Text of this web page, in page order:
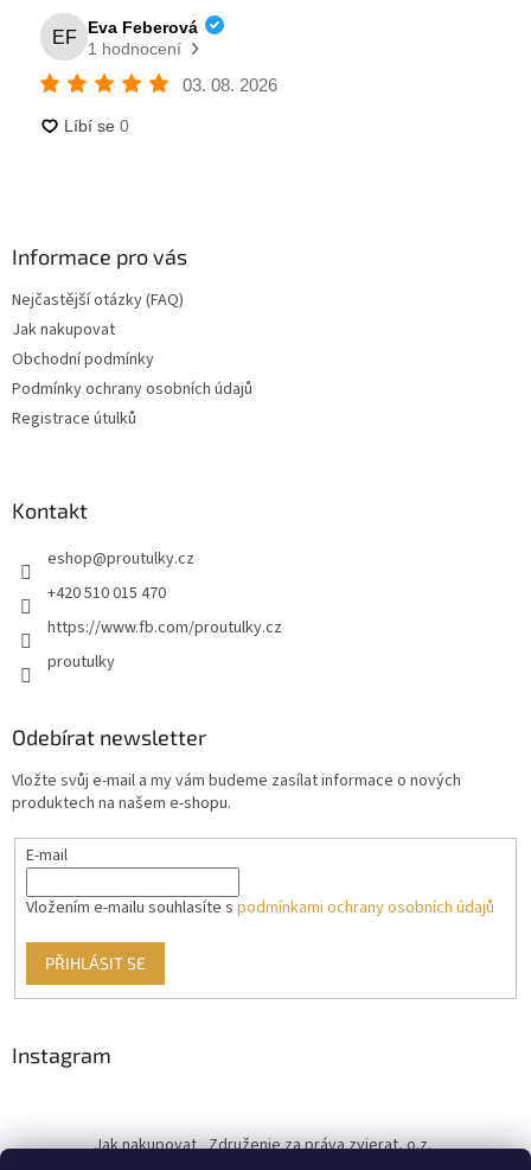
Informace pro vás
Nejčastější otázky (FAQ)
Jak nakupovat
Obchodní podmínky
Podmínky ochrany osobních údajů
Registrace útulků
Kontakt
eshop@proutulky.cz
+420 510 015 470
https://www.fb.com/proutulky.cz
proutulky
Odebírat newsletter
Vložte svůj e-mail a my vám budeme zasílat informace o nových
produktech na našem e-shopu.
E-mail
Vložením e-mailu souhlasíte s podmínkami ochrany osobních údajů
PŘIHLÁSIT SE
Instagram
Jak nakupovat Združenie za práva zvierat, o.z.